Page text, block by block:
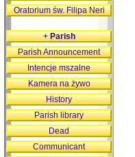
Oratorium św. Filipa Neri
+Parish
Parish Announcement
Intencje mszalne
Kamera na żywo
History
Parish library
Dead
Communicant